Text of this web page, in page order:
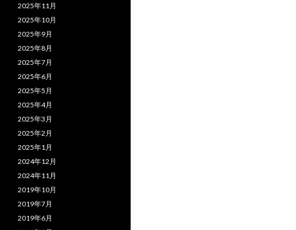
2025年11月
2025年10月
2025年9月
2025年8月
2025年7月
2025年6月
2025年5月
2025年4月
2025年3月
2025年2月
2025年1月
2024年12月
2024年11月
2019年10月
2019年7月
2019年6月